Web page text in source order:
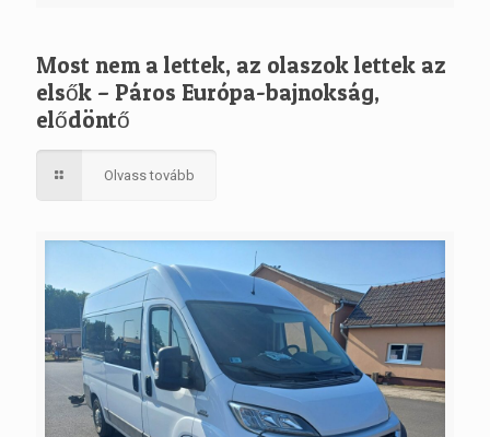
Most nem a lettek, az olaszok lettek az
elsők – Páros Európa-bajnokság,
elődöntő
Olvass tovább